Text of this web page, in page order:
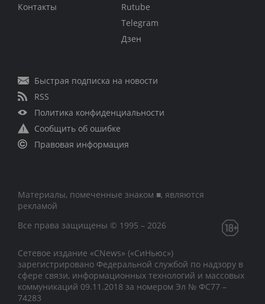
Контакты
Rutube
Telegram
Дзен
Быстрая подписка на новости
RSS
Политика конфиденциальности
Сообщить об ошибке
Правовая информация
Материалы, помеченные знаком ■, являются
рекламой
Все права защищены © 1995 – 2026
Сетевое издание «CNews» («СиНьюс»)
зарегистрировано Федеральной службой по надзору в
сфере связи, информационных технологий и массовых
коммуникаций 09.11.2018 за номером Эл № ФС77 –
74283